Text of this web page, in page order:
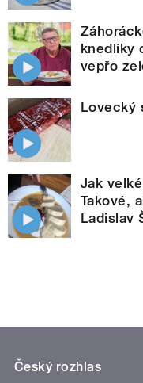
knedlíky
vepřo
Lovecký
Jak
Takové,
Ladislav
Český rozhlas